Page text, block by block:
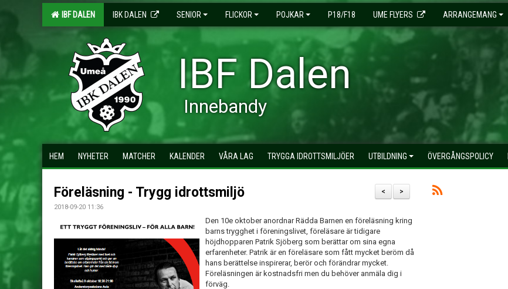
IBF DALEN IBK DALEN SENIOR FLICKOR POJKAR P18/F18 UME FLYERS ARRANGEMANG
IBF Dalen
Innebandy
HEM NYHETER MATCHER KALENDER VÅRA LAG TRYGGA IDROTTSMILJÖER UTBILDNING ÖVERGÅNGSPOLICY
>
<
Föreläsning - Trygg idrottsmiljö
2018-09-20 11:36
Den 10e oktober anordnar Rädda Barnen en föreläsning kring
barns trygghet i föreningslivet, föreläsare är tidigare
höjdhopparen Patrik Sjöberg som berättar om sina egna
erfarenheter. Patrik är en föreläsare som fått mycket beröm då
hans berättelse inspirerar, berör och förändrar mycket.
Föreläsningen är kostnadsfri men du behöver anmäla dig i
förväg.